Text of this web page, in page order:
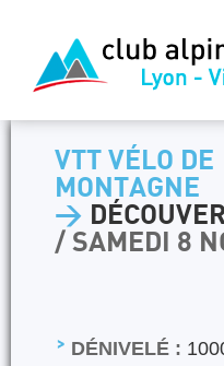
VTT VÉLO DE
MONTAGNE
>
/ SAMEDI 8
DÉNIVELÉ :